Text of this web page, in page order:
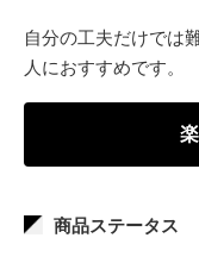
自分の工夫だけでは
人におすすめです。
商品ステータス